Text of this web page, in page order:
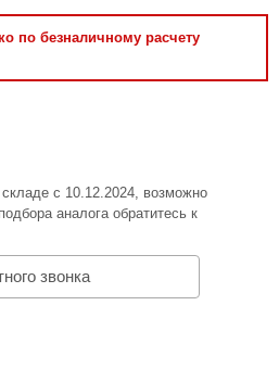
по безналичному расчету
с 10.12.2024, возможно
аналога обратитесь к
звонка